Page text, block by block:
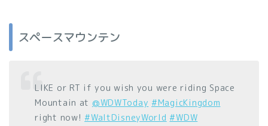
スペースマウンテン
LIKE or RT if you wish you were riding Space
Mountain at @WDWToday #MagicKingdom
right now!#WaltDisneyWorld #WDW